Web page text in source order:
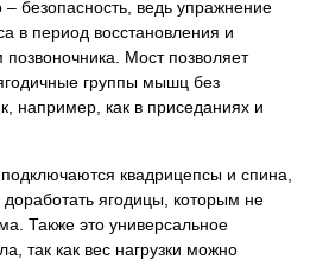
безопасность, ведь упражнение
в период восстановления и
Мост позволяет
группы мышц без
например, как в приседаниях и
квадрицепсы и спина,
доработать ягодицы, которым не
Также это универсальное
так как вес нагрузки можно